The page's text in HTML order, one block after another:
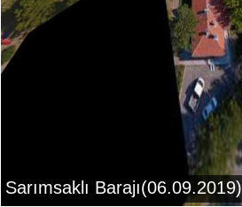
Sarımsaklı Barajı(06.09.2019)